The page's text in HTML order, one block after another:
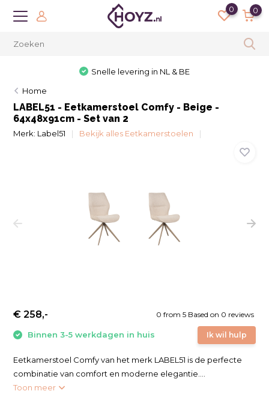
0 0
Snelle levering in NL & BE
Home
LABEL51 - Eetkamerstoel Comfy - Beige -
64x48x91cm - Set van 2
Merk: Label51 Bekijk alles Eetkamerstoelen
0 from 5 Based on 0 reviews
Ik wil hulp
€ 258,-
Binnen 3-5 werkdagen in huis
Eetkamerstoel Comfy van het merk LABEL51 is de perfecte
combinatie van comfort en moderne elegantie....
Toon meer